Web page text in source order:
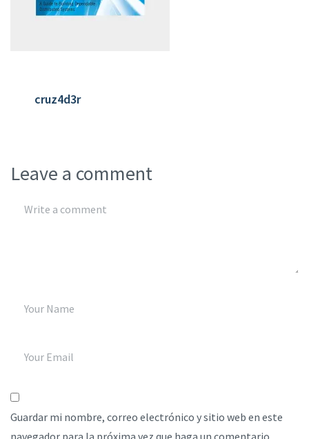
cruz4d3r
Leave a comment
Guardar mi nombre, correo electrónico y sitio web en este
navegador para la próxima vez que haga un comentario.